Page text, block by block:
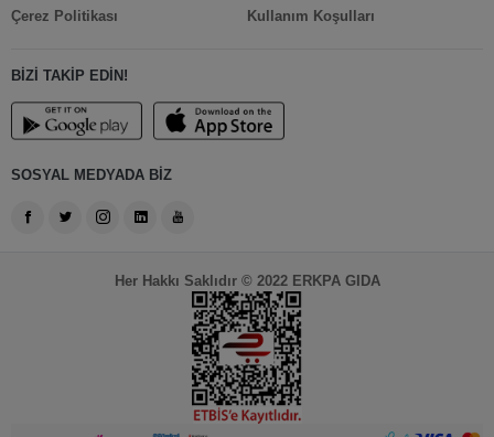
Çerez Politikası
Kullanım Koşulları
BİZİ TAKİP EDİN!
SOSYAL MEDYADA BİZ
Her Hakkı Saklıdır © 2022 ERKPA GIDA